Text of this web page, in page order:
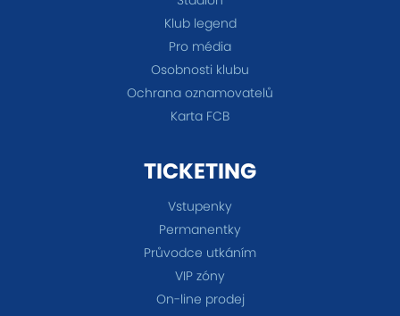
Klub legend
Pro média
Osobnosti klubu
Ochrana oznamovatelů
Karta FCB
TICKETING
Vstupenky
Permanentky
Průvodce utkáním
VIP zóny
On-line prodej